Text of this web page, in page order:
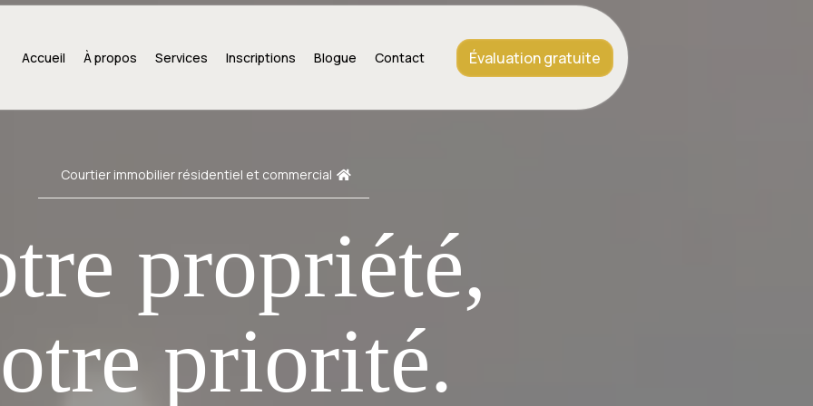
Accueil À propos Services Inscriptions Blogue Contact Évaluation gratuite
Courtier immobilier résidentiel et commercial
propriété,
priorité.